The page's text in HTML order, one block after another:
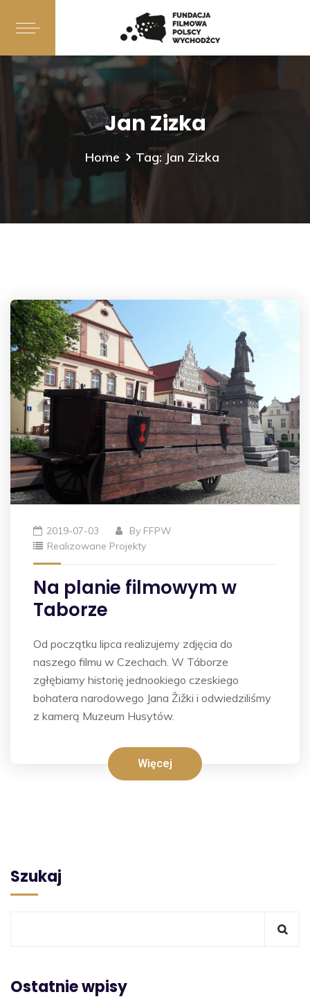
Jan Zizka
Home Tag: Jan Zizka
2019-07-03 By FFPW
Realizowane Projekty
Na planie filmowym w
Taborze
Od początku lipca realizujemy zdjęcia do
naszego filmu w Czechach. W Táborze
zgłębiamy historię jednookiego czeskiego
bohatera narodowego Jana Žižki i odwiedziliśmy
z kamerą Muzeum Husytów.
Więcej
Szukaj
Ostatnie wpisy